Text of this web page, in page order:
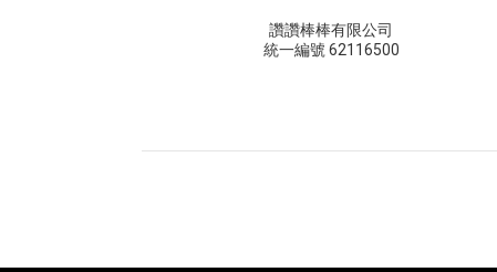
讚讚棒棒有限公司
統一編號 62116500